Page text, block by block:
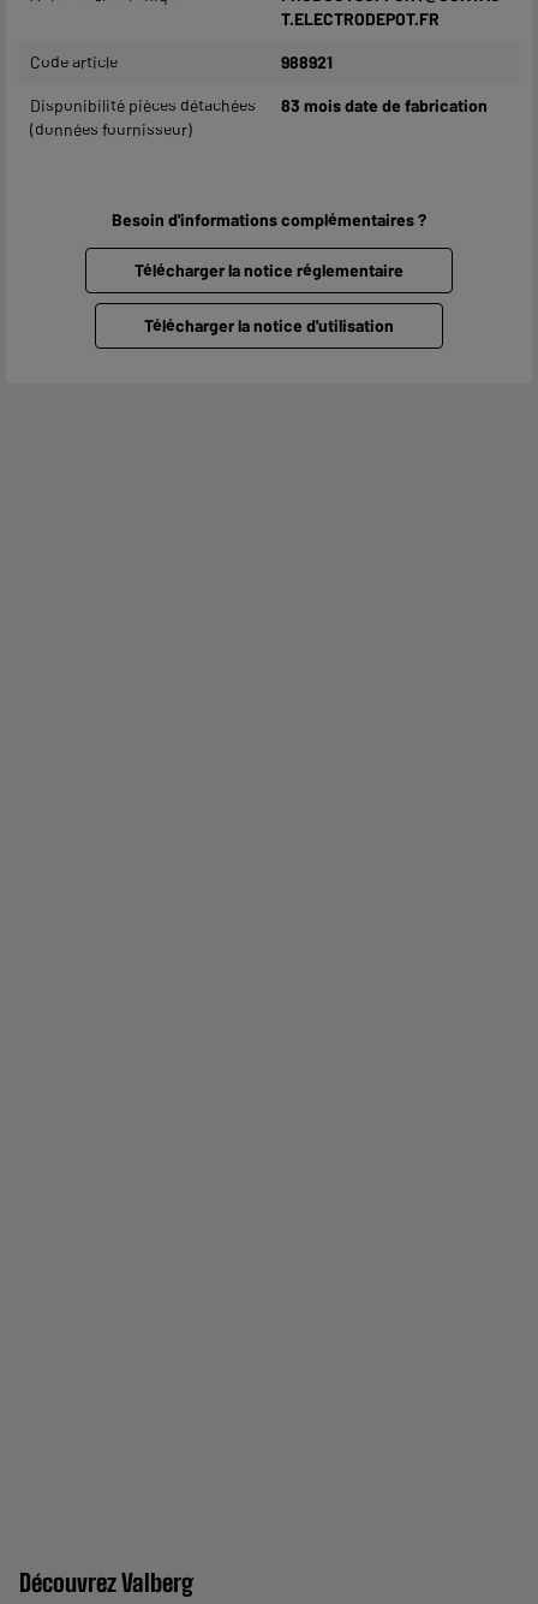
T.ELECTRODEPOT.FR
Code article 988921
Disponibilité pièces détachées
(données fournisseur)
83 mois date de fabrication
Besoin d'informations complémentaires ?
Télécharger la notice réglementaire
Télécharger la notice d'utilisation
Découvrez Valberg